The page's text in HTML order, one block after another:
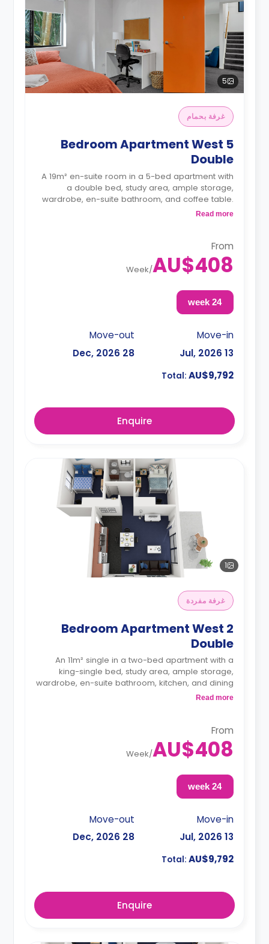
5
غرفة بحمام
5 Bedroom Apartment West
Double
A 19m² en-suite room in a 5-bed apartment with
a double bed, study area, ample storage,
wardrobe, en-suite bathroom, and coffee table.
The kitchen and dining area are shared.
Read more
From
AU$408
/
Week
24 week
Move-in
13 Jul, 2026
Move-out
28 Dec, 2026
Total: AU$9,792
Enquire
1
غرفة مفردة
2 Bedroom Apartment West
Double
An 11m² single in a two-bed apartment with a
king-single bed, study area, ample storage,
wardrobe, en-suite bathroom, kitchen, and dining
area are shared.
Read more
From
AU$408
/
Week
24 week
Move-in
13 Jul, 2026
Move-out
28 Dec, 2026
Total: AU$9,792
Enquire